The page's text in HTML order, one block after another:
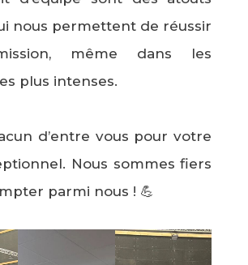
nous permettent de réussir
même dans les
plus intenses.
d’entre vous pour votre
Nous sommes fiers
parmi nous ! 💪